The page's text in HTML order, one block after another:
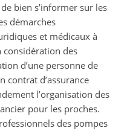
bien s’informer sur les
démarches
et médicaux à
considération des
d’une personne de
contrat d’assurance
l’organisation des
pour les proches.
des pompes